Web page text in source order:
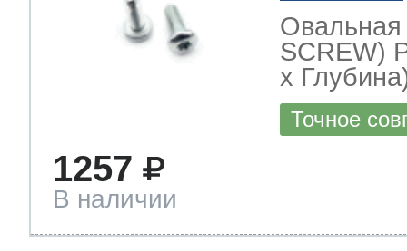
Овальная
SCREW)
х
Точное
1257
В наличии